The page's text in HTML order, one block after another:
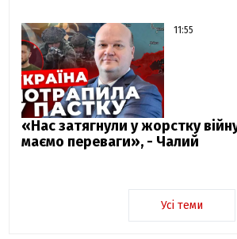
11:55
«Нас затягнули у жорстку
маємо переваги», - Чалий
Усі теми